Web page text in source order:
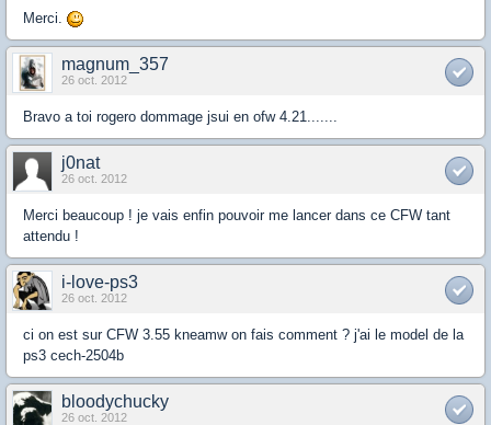
Merci.
magnum_357
26 oct. 2012
Bravo a toi rogero dommage jsui en ofw 4.21.......
j0nat
26 oct. 2012
Merci beaucoup ! je vais enfin pouvoir me lancer dans ce CFW tant
attendu !
i-love-ps3
26 oct. 2012
ci on est sur CFW 3.55 kneamw on fais comment ? j'ai le model de la
ps3 cech-2504b
bloodychucky
26 oct. 2012